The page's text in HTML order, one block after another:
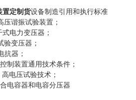
置定制货设备制造引用和执行标准
谐振试验装置；
力变压器；
变压器；
器；
装置通用技术条件；
电压试验技术；
容器和电容分压器